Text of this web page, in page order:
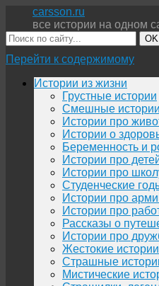
carsson.ru
все истории на одном
OK
Перейти к содержимому
Истории из жизни
Грустные истории
Смешные истории
Истории про
Истории о
Беременность и
Истории про
Истории про
Студенческие
Истории про
Истории про
Рассказы о
Истории про
Жестокие истории
Страшные
Мистические